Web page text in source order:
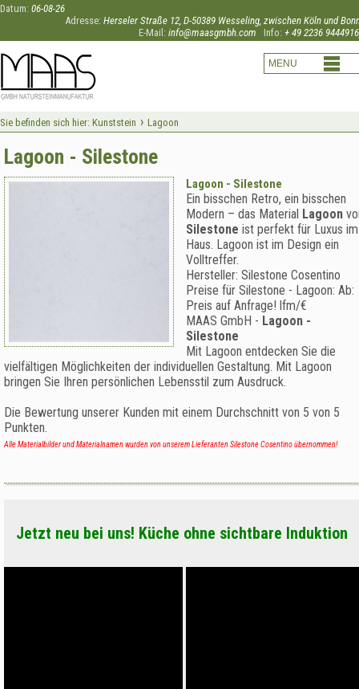
Datum: 06-08-26
Adresse: Herseler Straße 12, D-50389 Wesseling, zwischen Köln und
Info: + 49 2236 9444916
E-Mail: info@maasgmbh.com
Sie befinden sich hier: Kunststein › Lagoon
Lagoon - Silestone
Lagoon - Silestone
Ein bisschen Retro, ein bisschen
Modern – das Material Lagoon
Silestone ist perfekt für Luxus im
Haus. Lagoon ist im Design ein
Volltreffer.
Hersteller: Silestone Cosentino
Preise für Silestone - Lagoon: Ab:
Preis auf Anfrage! lfm/€
MAAS GmbH - Lagoon -
Silestone
Mit Lagoon entdecken Sie die
vielfältigen Möglichkeiten der individuellen Gestaltung. Mit Lagoon
bringen Sie Ihren persönlichen Lebensstil zum Ausdruck.
Die Bewertung unserer Kunden mit einem Durchschnitt von 5 von 5
Punkten.
Alle Materialbilder und Materialnamen wurden von unserem Lieferanten Silestone Cosentino übernommen!
Jetzt neu bei uns! Küche ohne sichtbare Induktion